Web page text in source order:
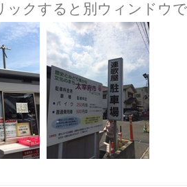
ックすると別ウィンドウ